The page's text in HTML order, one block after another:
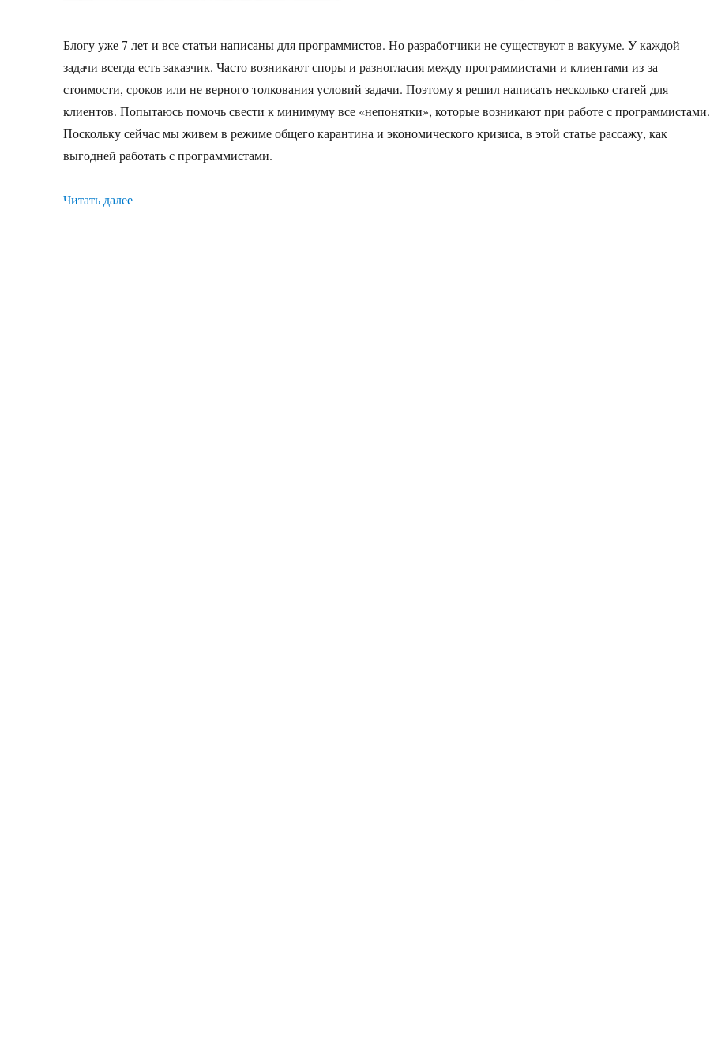
Блогу уже 7 лет и все статьи написаны для программистов. Но разработчики не существуют в вакууме. У каждой
задачи всегда есть заказчик. Часто возникают споры и разногласия между программистами и клиентами из-за
стоимости, сроков или не верного толкования условий задачи. Поэтому я решил написать несколько статей для
клиентов. Попытаюсь помочь свести к минимуму все «непонятки», которые возникают при работе с программистами.
Поскольку сейчас мы живем в режиме общего карантина и экономического кризиса, в этой статье рассажу, как
выгодней работать с программистами.
Читать далее